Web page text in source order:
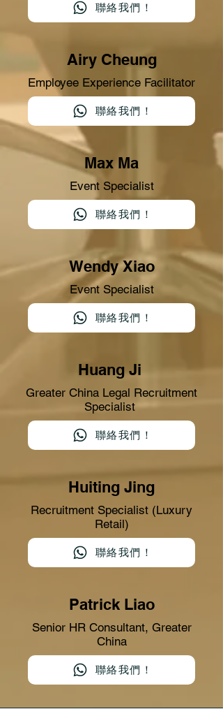
聯絡我們！
Airy Cheung
Employee Experience Facilitator
聯絡我們！
Max Ma
Event Specialist
聯絡我們！
Wendy Xiao
Event Specialist
聯絡我們！
Huang Ji
Greater China Legal Recruitment
Specialist
聯絡我們！
Huiting Jing
Recruitment Specialist (Luxury
Retail)
聯絡我們！
Patrick Liao
Senior HR Consultant, Greater
China
聯絡我們！